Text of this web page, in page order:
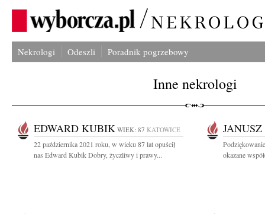
Nekrologi Odeszli Poradnik pogrzebowy
Inne nekrologi
EDWARD KUBIK WIEK: 87 KATOWICE
22 października 2021 roku, w wieku 87 lat opuścił
nas Edward Kubik Dobry, życzliwy i prawy...
okazane